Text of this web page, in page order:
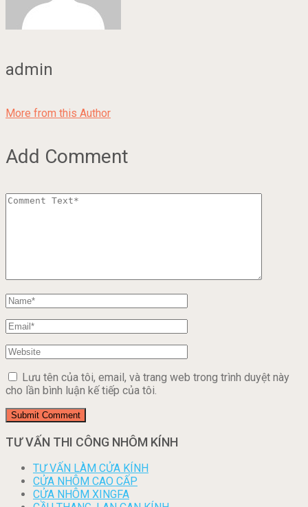
admin
More from this Author
Add Comment
Lưu tên của tôi, email, và trang web trong trình duyệt này
cho lần bình luận kế tiếp của tôi.
TƯ VẤN THI CÔNG NHÔM KÍNH
TƯ VẤN LÀM CỬA KÍNH
CỬA NHÔM CAO CẤP
CỬA NHÔM XINGFA